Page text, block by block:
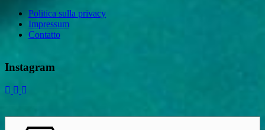
Politica sulla privacy
Impressum
Contatto
Instagram